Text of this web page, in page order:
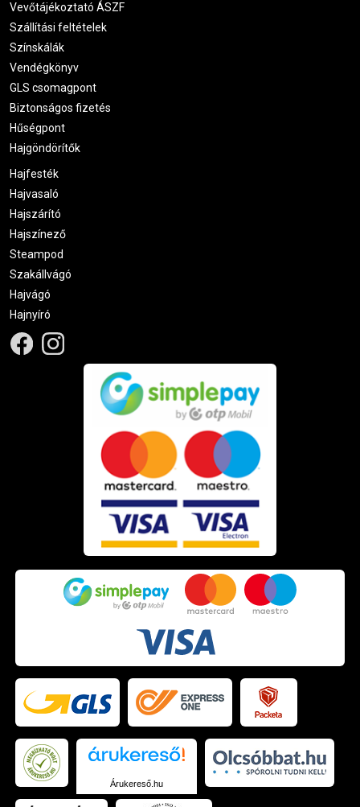
Vevőtájékoztató ÁSZF
Szállítási feltételek
Színskálák
Vendégkönyv
GLS csomagpont
Biztonságos fizetés
Hűségpont
Hajgöndörítők
Hajfesték
Hajvasaló
Hajszárító
Hajszínező
Steampod
Szakállvágó
Hajvágó
Hajnyíró
Árukereső.hu